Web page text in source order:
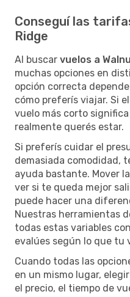
Conseguí las
Ridge
Al buscar vuelos a
muchas opciones en
opción correcta
cómo preferís viajar. Si
vuelo más corto
realmente querés estar.
Si preferís cuidar el
demasiada comodidad,
ayuda bastante. Mover
ver si te queda mejor
puede hacer una
Nuestras herramientas
todas estas variables
evalúes según lo que tu
Cuando todas las
en un mismo lugar,
el precio, el tiempo de